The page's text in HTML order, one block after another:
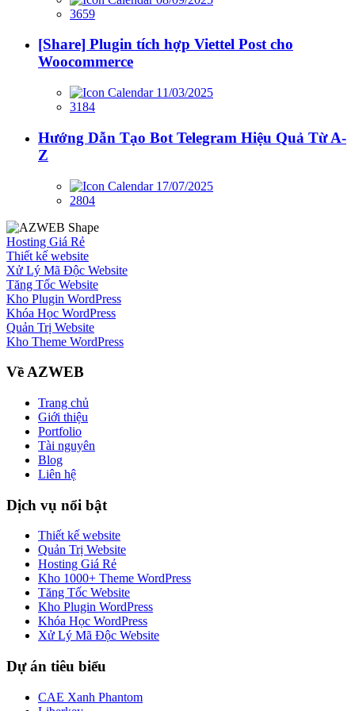
3659
[Share] Plugin tích hợp Viettel Post cho
Woocommerce
11/03/2025
3184
Hướng Dẫn Tạo Bot Telegram Hiệu Quả Từ A-
Z
17/07/2025
2804
Hosting Giá Rẻ
Thiết kế website
Xử Lý Mã Độc Website
Tăng Tốc Website
Kho Plugin WordPress
Khóa Học WordPress
Quản Trị Website
Kho Theme WordPress
Về AZWEB
Trang chủ
Giới thiệu
Portfolio
Tài nguyên
Blog
Liên hệ
Dịch vụ nổi bật
Thiết kế website
Quản Trị Website
Hosting Giá Rẻ
Kho 1000+ Theme WordPress
Tăng Tốc Website
Kho Plugin WordPress
Khóa Học WordPress
Xử Lý Mã Độc Website
Dự án tiêu biểu
CAE Xanh Phantom